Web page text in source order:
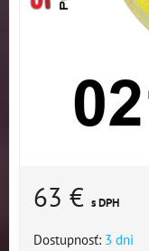
63 € s DPH
Dostupnosť: 3 dni